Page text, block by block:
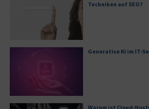
Techniken auf SEO?
Generative KI im IT-
Warum ist Cloud-